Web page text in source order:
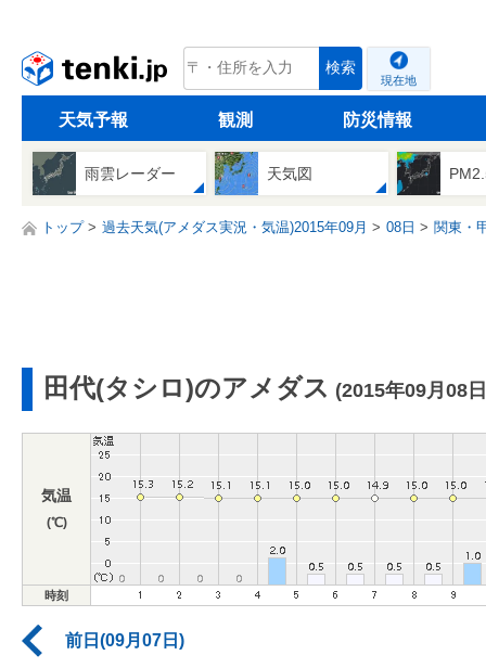
tenki.jp 検索
現在地
天気予報 観測 防災情報
雨雲レーダー 天気図
トップ 過去天気(アメダス実況・気温)2015年09月 08日 関東・
田代(タシロ)のアメダス (2015年09月08
気温
(℃)
時刻
前日(09月07日)